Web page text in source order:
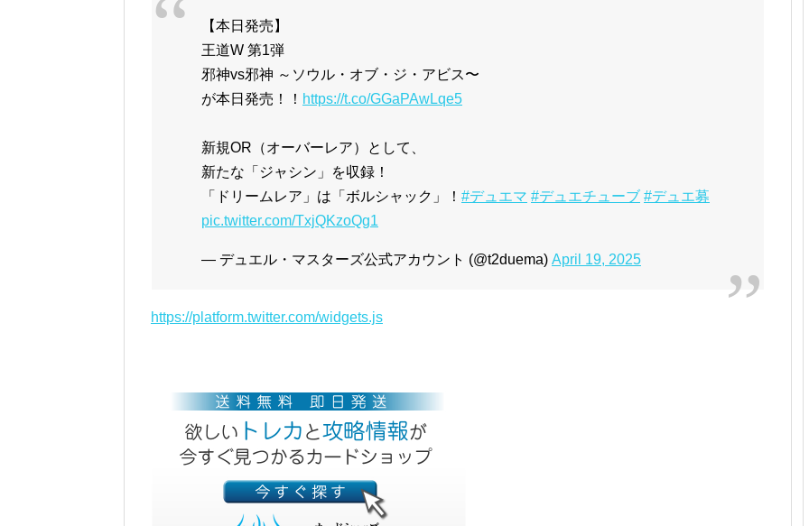
【本日発売】
王道W 第1弾
邪神vs邪神 ～ソウル・オブ・ジ・アビス〜
が本日発売！！ https://t.co/GGaPAwLqe5
新規OR（オーバーレア）として、
新たな「ジャシン」を収録！
「ドリームレア」は「ボルシャック」！ #デュエマ #デュエチューブ #デュエ募
pic.twitter.com/TxjQKzoQg1
— デュエル・マスターズ公式アカウント (@t2duema) April 19, 2025
https://platform.twitter.com/widgets.js